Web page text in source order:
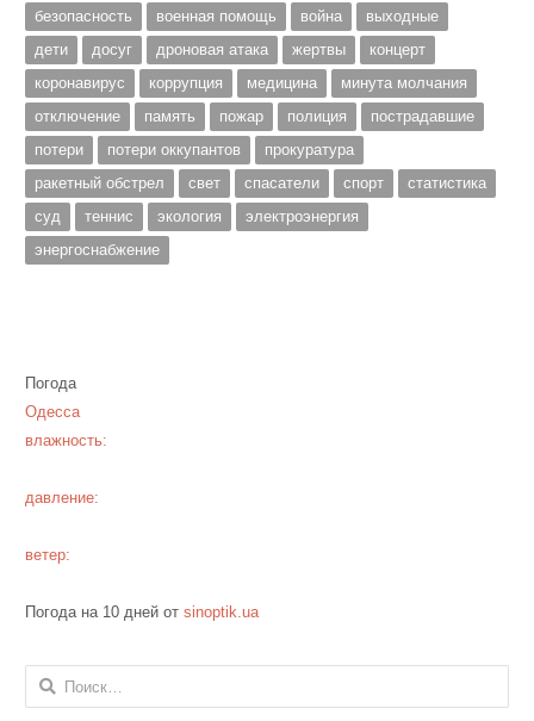
безопасность
военная помощь война
выходные
дети
досуг дроновая атака жертвы
концерт
коронавирус
коррупция медицина
минута молчания
отключение
память пожар полиция
пострадавшие
потери
потери оккупантов
прокуратура
ракетный обстрел
свет спасатели спорт
статистика
суд
теннис экология
электроэнергия
энергоснабжение
Погода
Одесса
влажность:
давление:
ветер:
Погода на 10 дней от sinoptik.ua
Найти: